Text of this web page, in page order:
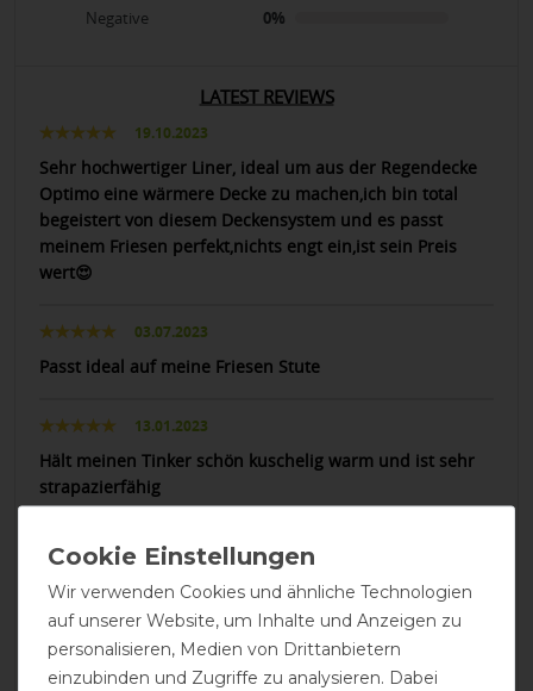
Negative
0%
LATEST REVIEWS
19.10.2023
Sehr hochwertiger Liner, ideal um aus der Regendecke
Optimo eine wärmere Decke zu machen,ich bin total
begeistert von diesem Deckensystem und es passt
meinem Friesen perfekt,nichts engt ein,ist sein Preis
wert😍
03.07.2023
Passt ideal auf meine Friesen Stute
13.01.2023
Hält meinen Tinker schön kuschelig warm und ist sehr
strapazierfähig
12.12.2021
Mega gut!
08.12.2021
Habe seit Jahren die Optimo mit den Linern und bin
Wir verwenden Cookies und ähnliche Technologien
auf unserer Website, um Inhalte und Anzeigen zu
personalisieren, Medien von Drittanbietern
einzubinden und Zugriffe zu analysieren. Dabei